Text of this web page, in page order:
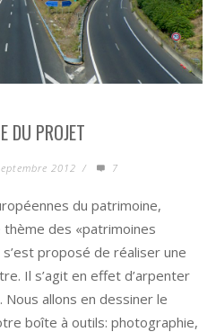
DU PROJET
2012 / 7
du patrimoine,
des «patrimoines
proposé de réaliser une
Il s’agit en effet d’arpenter
allons en dessiner le
boîte à outils: photographie,